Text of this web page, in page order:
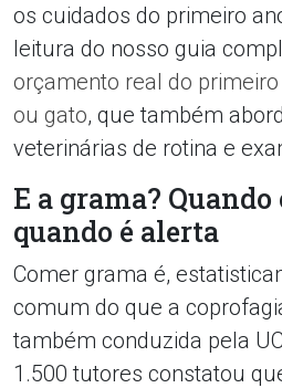
os cuidados do primeiro
leitura do nosso guia
orçamento real do
ou gato, que também
veterinárias de rotina e
E a grama?
quando é alerta
Comer grama é,
comum do que a
também conduzida pela
1.500 tutores constatou